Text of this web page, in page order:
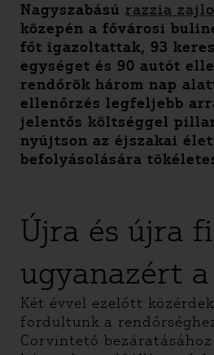
Nagyszabású razzia
közepén a fővárosi
főt igazoltattak, 93
egységet és 90 autót
rendőrök három nap
ellenőrzés legfeljebb
jelentős költséggel
nyújtson az éjszakai
befolyásolására
Újra és újra
ugyanazért
Két évvel ezelőtt
fordultunk a
Corvintető